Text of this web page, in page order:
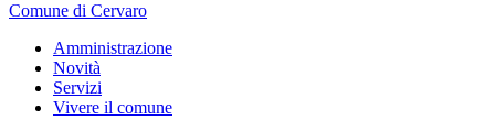
Comune di Cervaro
Amministrazione
Novità
Servizi
Vivere il comune